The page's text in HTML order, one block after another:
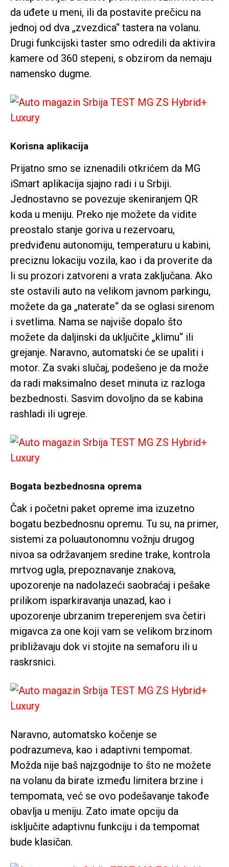
da uđete u meni, ili da postavite prečicu na
jednoj od dva „zvezdica“ tastera na volanu.
Drugi funkcijski taster smo odredili da aktivira
kamere od 360 stepeni, s obzirom da nemaju
namensko dugme.
Korisna aplikacija
Prijatno smo se iznenadili otkrićem da MG
iSmart aplikacija sjajno radi i u Srbiji.
Jednostavno se povezuje skeniranjem QR
koda u meniju. Preko nje možete da vidite
preostalo stanje goriva u rezervoaru,
predviđenu autonomiju, temperaturu u kabini,
preciznu lokaciju vozila, kao i da proverite da
li su prozori zatvoreni a vrata zaključana. Ako
ste ostavili auto na velikom javnom parkingu,
možete da ga „naterate“ da se oglasi sirenom
i svetlima. Nama se najviše dopalo što
možete da daljinski da uključite „klimu“ ili
grejanje. Naravno, automatski će se upaliti i
motor. Za svaki slučaj, podešeno je da može
da radi maksimalno deset minuta iz razloga
bezbednosti. Sasvim dovoljno da se kabina
rashladi ili ugreje.
Bogata bezbednosna oprema
Čak i početni paket opreme ima izuzetno
bogatu bezbednosnu opremu. Tu su, na primer,
sistemi za poluautonomnu vožnju drugog
nivoa sa održavanjem sredine trake, kontrola
mrtvog ugla, prepoznavanje znakova,
upozorenje na nadolazeći saobraćaj i pešake
prilikom isparkiravanja unazad, kao i
upozorenje ubrzanim treperenjem sva četiri
migavca za one koji vam se velikom brzinom
približavaju dok vi stojite na semaforu ili u
raskrsnici.
Naravno, automatsko kočenje se
podrazumeva, kao i adaptivni tempomat.
Možda nije baš najzgodnije to što ne možete
na volanu da birate između limitera brzine i
tempomata, već se ovo podešavanje takođe
obavlja u meniju. Zato imate opciju da
isključite adaptivnu funkciju i da tempomat
bude klasičan.